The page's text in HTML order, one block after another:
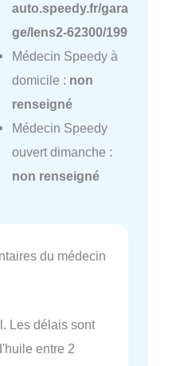
auto.speedy.fr/gara
ge/lens2-62300/199
Médecin Speedy à
domicile : non
renseigné
Médecin Speedy
ouvert dimanche :
non renseigné
du médecin
Les délais sont
entre 2